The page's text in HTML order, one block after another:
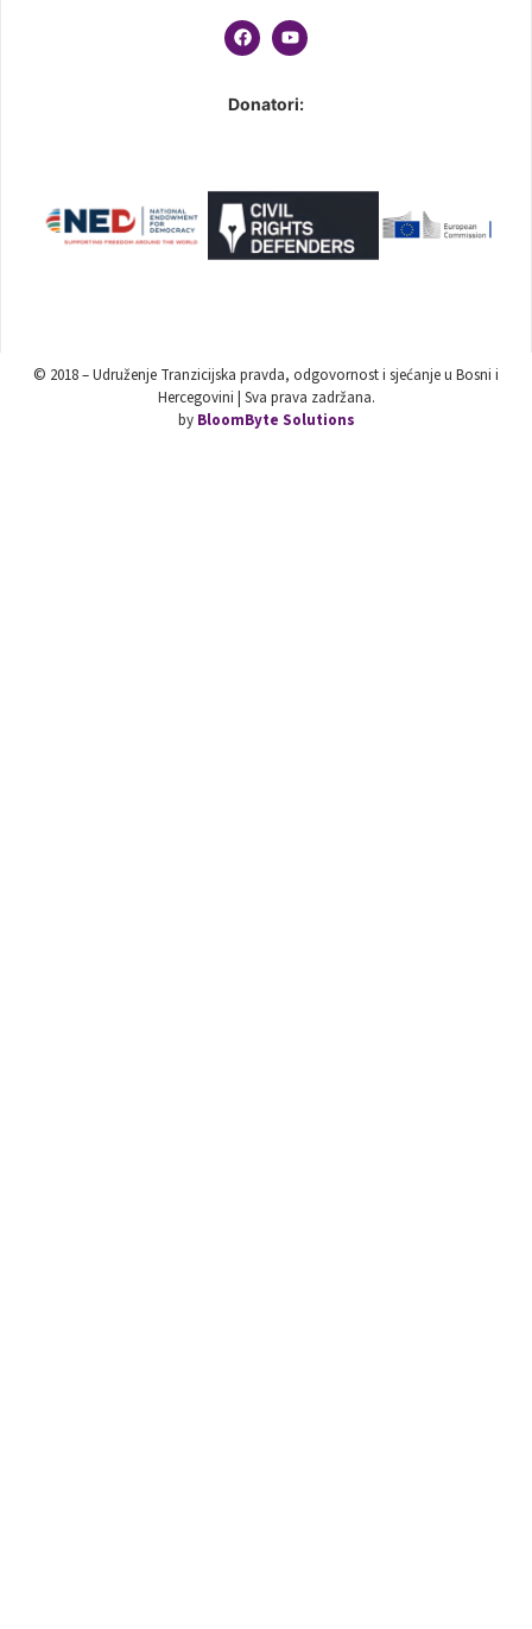
Donatori:
© 2018 – Udruženje Tranzicijska pravda, odgovornost i sjećanje u Bosni i
Hercegovini | Sva prava zadržana.
by BloomByte Solutions